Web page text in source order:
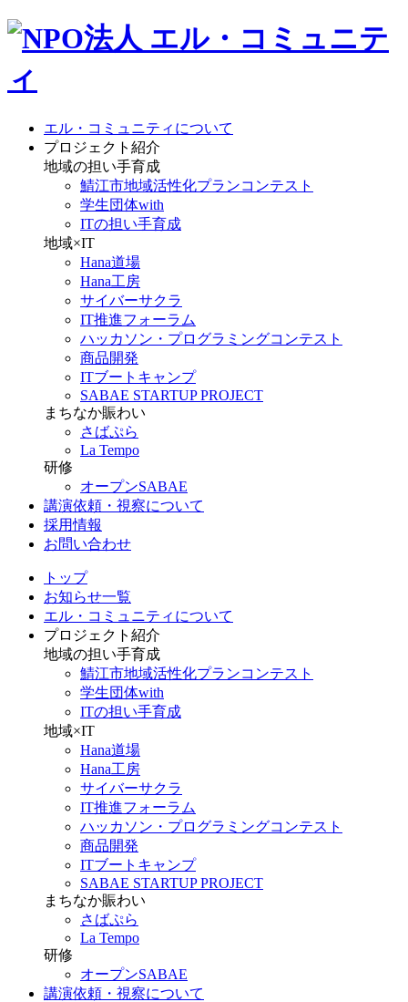
エル・コミュニティについて
プロジェクト紹介
地域の担い手育成
鯖江市地域活性化プランコンテスト
学生団体with
ITの担い手育成
地域×IT
Hana道場
Hana工房
サイバーサクラ
IT推進フォーラム
ハッカソン・プログラミングコンテスト
商品開発
ITブートキャンプ
SABAE STARTUP PROJECT
まちなか賑わい
さばぷら
La Tempo
研修
オープンSABAE
講演依頼・視察について
採用情報
お問い合わせ
トップ
お知らせ一覧
エル・コミュニティについて
プロジェクト紹介
地域の担い手育成
鯖江市地域活性化プランコンテスト
学生団体with
ITの担い手育成
地域×IT
Hana道場
Hana工房
サイバーサクラ
IT推進フォーラム
ハッカソン・プログラミングコンテスト
商品開発
ITブートキャンプ
SABAE STARTUP PROJECT
まちなか賑わい
さばぷら
La Tempo
研修
オープンSABAE
講演依頼・視察について